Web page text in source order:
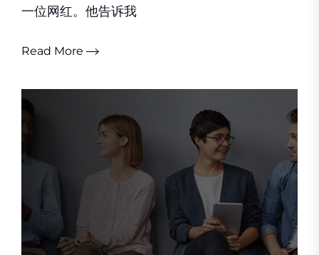
一位网红。他告诉我
Read More